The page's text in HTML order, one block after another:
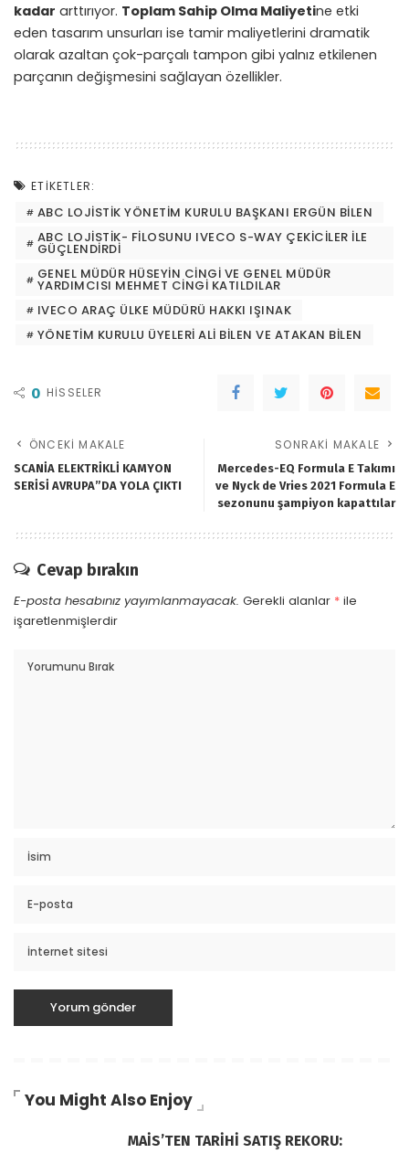
kadar arttırıyor. Toplam Sahip Olma Maliyetine etki
eden tasarım unsurları ise tamir maliyetlerini dramatik
olarak azaltan çok-parçalı tampon gibi yalnız etkilenen
parçanın değişmesini sağlayan özellikler.
ETIKETLER:
ABC LOJISTIK YÖNETIM KURULU BAŞKANI ERGÜN BILEN
ABC LOJISTIK- FILOSUNU IVECO S-WAY ÇEKICILER ILE
GÜÇLENDIRDI
GENEL MÜDÜR HÜSEYIN CINGI VE GENEL MÜDÜR
YARDIMCISI MEHMET CINGI KATILDILAR
IVECO ARAÇ ÜLKE MÜDÜRÜ HAKKI IŞINAK
YÖNETIM KURULU ÜYELERI ALI BILEN VE ATAKAN BILEN
0 HISSELER
ÖNCEKI MAKALE
SCANİA ELEKTRİKLİ KAMYON
SERİSİ AVRUPA”DA YOLA ÇIKTI
SONRAKI MAKALE
Mercedes-EQ Formula E Takımı
ve Nyck de Vries 2021 Formula E
sezonunu şampiyon kapattılar
Cevap bırakın
E-posta hesabınız yayımlanmayacak. Gerekli alanlar * ile
işaretlenmişlerdir
You Might Also Enjoy
MAİS’TEN TARİHİ SATIŞ REKORU: